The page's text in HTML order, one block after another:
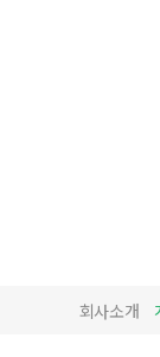
회사소개